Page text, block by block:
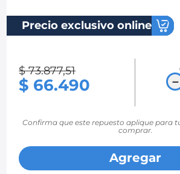
Precio exclusivo online
$ 73.877,51
$ 66.490
Confirma que este repuesto aplique para
comprar.
Agregar
5.
optra
6.
mazda 3
chevrolet sail
. mazda 2